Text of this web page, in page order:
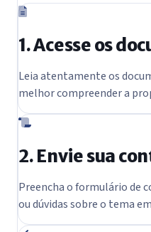
1. Acesse os
Leia atentamente os
melhor compreender a
2. Envie sua
Preencha o formulário de
ou dúvidas sobre o tema